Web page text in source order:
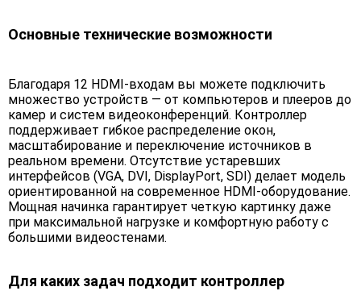
Основные технические возможности
Благодаря 12 HDMI-входам вы можете подключить
множество устройств — от компьютеров и плееров до
камер и систем видеоконференций. Контроллер
поддерживает гибкое распределение окон,
масштабирование и переключение источников в
реальном времени. Отсутствие устаревших
интерфейсов (VGA, DVI, DisplayPort, SDI) делает модель
ориентированной на современное HDMI-оборудование.
Мощная начинка гарантирует четкую картинку даже
при максимальной нагрузке и комфортную работу с
большими видеостенами.
Для каких задач подходит контроллер